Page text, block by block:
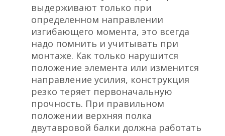
выдерживают только при
определенном направлении
изгибающего момента, это всегда
надо помнить и учитывать при
монтаже. Как только нарушится
положение элемента или изменится
направление усилия, конструкция
резко теряет первоначальную
прочность. При правильном
положении верхняя полка
двутавровой балки должна работать